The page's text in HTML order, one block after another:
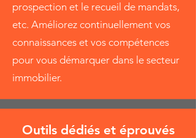
prospection et le recueil de mandats,
etc. Améliorez continuellement vos
connaissances et vos compétences
pour vous démarquer dans le secteur
immobilier.
Outils dédiés et éprouvés